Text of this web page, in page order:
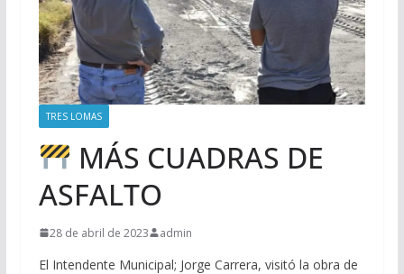
TRES LOMAS
MÁS CUADRAS DE
ASFALTO
28 de abril de 2023 admin
El Intendente Municipal; Jorge Carrera, visitó la obra de